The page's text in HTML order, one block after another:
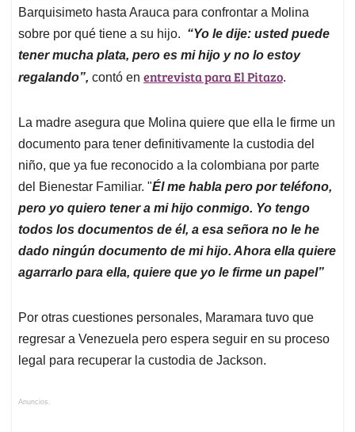
Barquisimeto hasta Arauca para confrontar a Molina
sobre por qué tiene a su hijo. “Yo le dije: usted puede
tener mucha plata, pero es mi hijo y no lo estoy
regalando”, contó en entrevista para El Pitazo.
La madre asegura que Molina quiere que ella le firme un
documento para tener definitivamente la custodia del
niño, que ya fue reconocido a la colombiana por parte
del Bienestar Familiar. "Él me habla pero por teléfono,
pero yo quiero tener a mi hijo conmigo. Yo tengo
todos los documentos de él, a esa señora no le he
dado ningún documento de mi hijo. Ahora ella quiere
agarrarlo para ella, quiere que yo le firme un papel”
Por otras cuestiones personales, Maramara tuvo que
regresar a Venezuela pero espera seguir en su proceso
legal para recuperar la custodia de Jackson.
Anuncios.